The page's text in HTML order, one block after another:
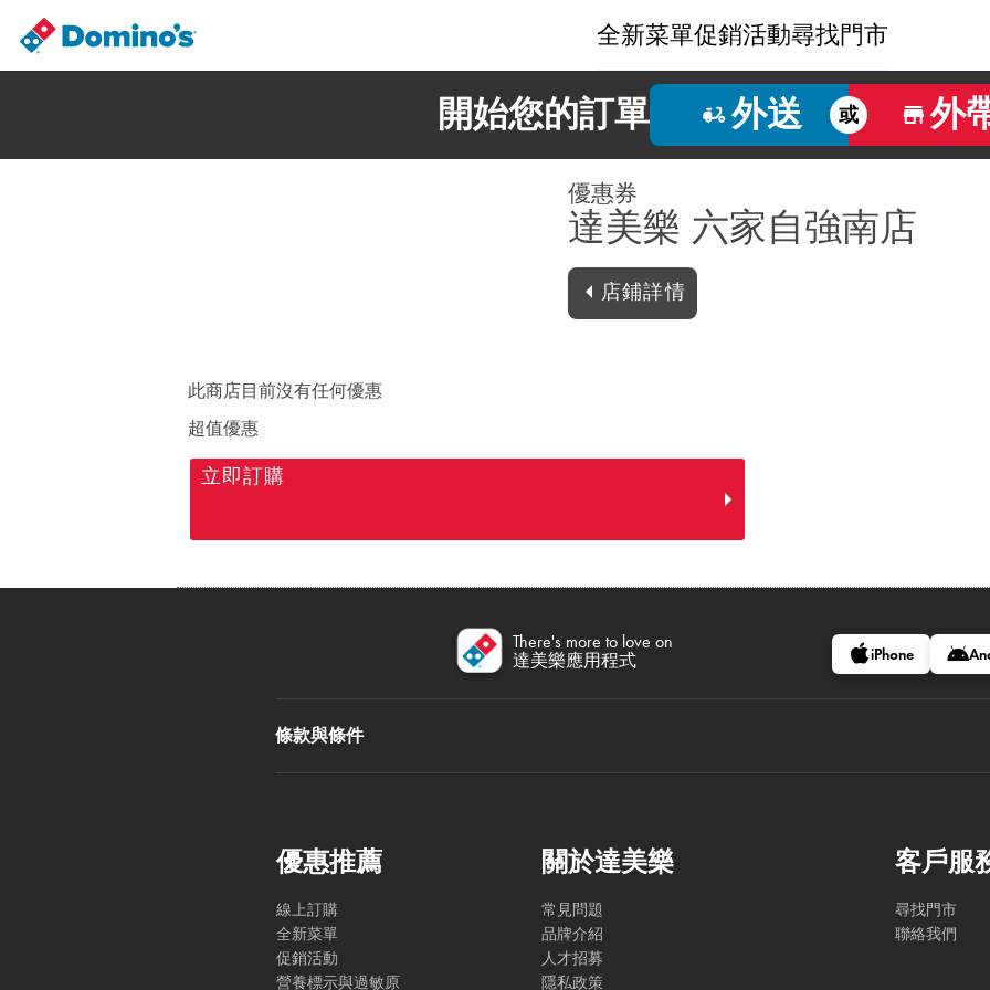
全新菜單促銷活動尋找門市
開始您的訂單 外送 或 外
優惠券
達美樂 六家自強南店
店鋪詳情
此商店目前沒有任何優惠
超值優惠
立即訂購
There's more to love on
達美樂應用程式
iPhone
條款與條件
優惠推薦
線上訂購
全新菜單
促銷活動
營養標示與過敏原
關於達美樂
常見問題
品牌介紹
人才招募
隱私政策
客戶服
尋找門市
聯絡我們